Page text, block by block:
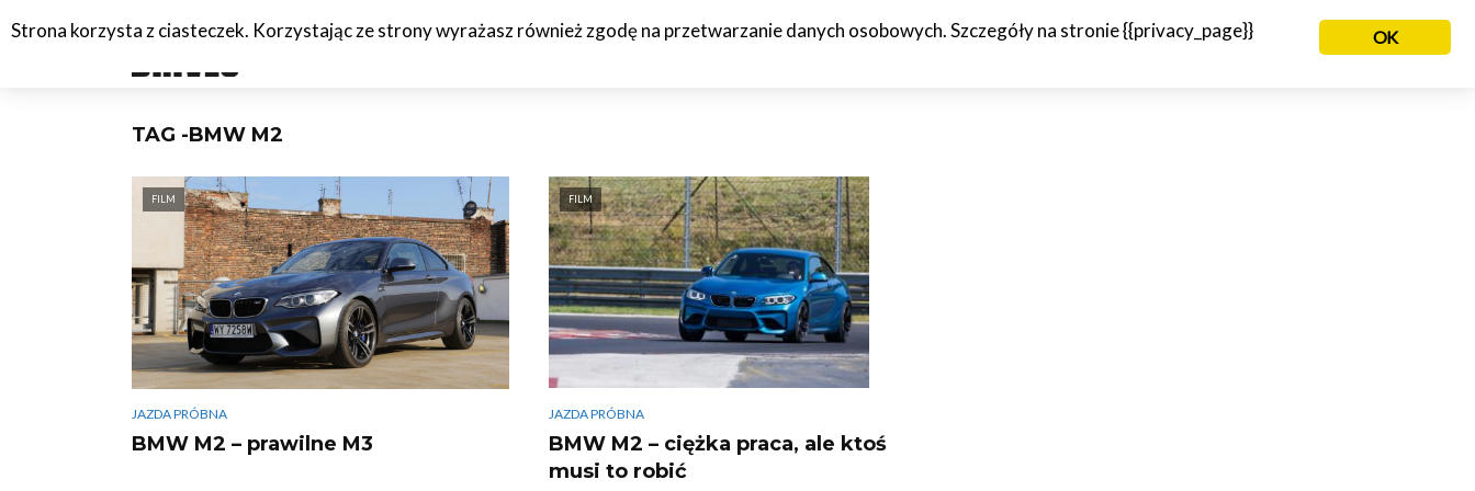
CZTERY KÓŁKA JAZDA PRÓBNA WTF! O MNIE
TAG -BMW M2
FILM
JAZDA PRÓBNA
BMW M2 – prawilne M3
FILM
JAZDA PRÓBNA
BMW M2 – ciężka praca, ale ktoś
musi to robić
OK
Strona korzysta z ciasteczek. Korzystając ze strony wyrażasz również zgodę na przetwarzanie danych osobowych. Szczegóły na stronie {{privacy_page}}